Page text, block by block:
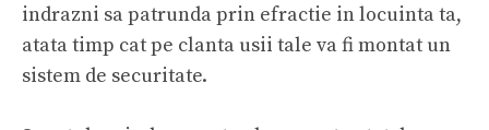
indrazni sa patrunda prin efractie in locuinta ta,
atata timp cat pe clanta usii tale va fi montat un
sistem de securitate.